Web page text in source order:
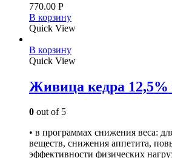
770.00 Р
В корзину
Quick View
В корзину
Quick View
Живица кедра 12,5%
0 out of 5
• в программах снижения веса:
веществ, снижения аппетита,
эффективности физических